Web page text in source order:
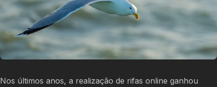
Nos últimos anos, a realização de rifas online ganhou